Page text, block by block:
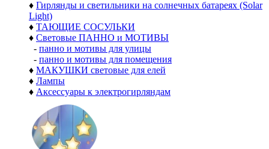
♦ Гирлянды и светильники на солнечных батареях (Solar
Light)
♦ ТАЮЩИЕ СОСУЛЬКИ
♦ Световые ПАННО и МОТИВЫ
- панно и мотивы для улицы
- панно и мотивы для помещения
♦ МАКУШКИ световые для елей
♦ Лампы
♦ Аксессуары к электрогирляндам